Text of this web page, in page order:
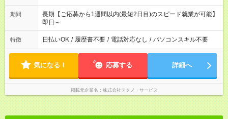
期間
長期【ご応募から1週間以内(最短2日目)のスピード就業が可能】
即日～
特徴 日払いOK / 履歴書不要 / 電話対応なし / パソコンスキル不要
気になる！ 応募する 詳細へ
掲載元企業名 株式会社テクノ・サービス